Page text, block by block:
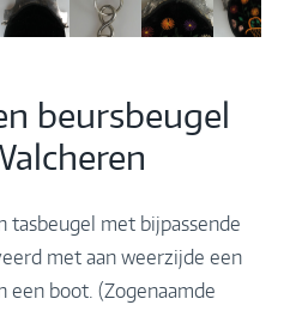
beursbeugel
tasbeugel met bijpassende
met aan weerzijde een
een boot. (Zogenaamde